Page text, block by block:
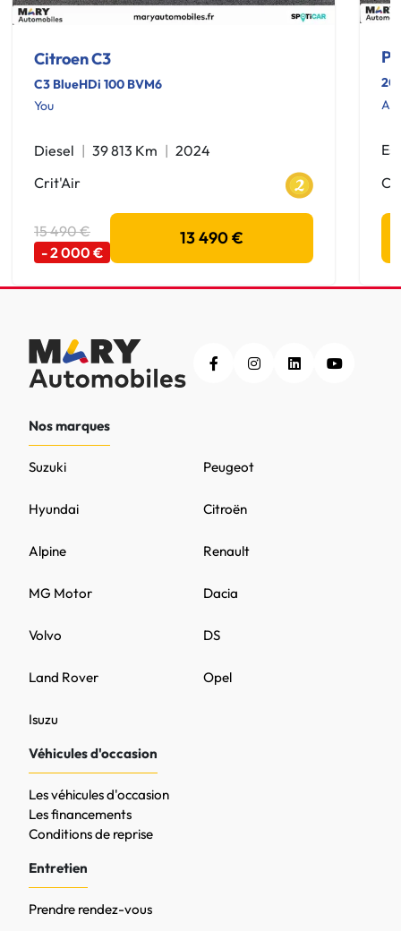
Citroen C3
C3 BlueHDi 100 BVM6
You
Diesel 39 813 Km
2024
Crit'Air
15 490 €
- 2 000 €
13 490 €
Nos marques
Peugeot
DS
MG Motor
Citroën
Opel
Volvo
Renault
Hyundai
Land Rover
Dacia
Alpine
Isuzu
Suzuki
Véhicules d'occasion
Les véhicules d'occasion
Les financements
Conditions de reprise
Entretien
Prendre rendez-vous